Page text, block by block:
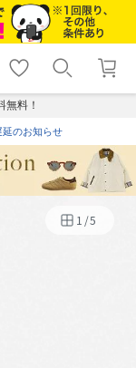
shopping_cart lock_outline
ログイン
料！
のお知らせ
1 /5